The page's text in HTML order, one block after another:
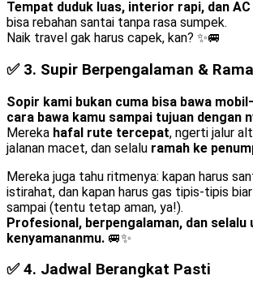
Tempat duduk luas, interior rapi, dan
bisa rebahan santai tanpa rasa sumpek.
Naik travel gak harus capek, kan? ✨🚐
✅ 3. Supir Berpengalaman &
Sopir kami bukan cuma bisa bawa
cara bawa kamu sampai tujuan dengan
Mereka hafal rute tercepat, ngerti jalur
jalanan macet, dan selalu ramah ke
Mereka juga tahu ritmenya: kapan harus
istirahat, dan kapan harus gas tipis-tipis
sampai (tentu tetap aman, ya!).
Profesional, berpengalaman, dan selalu
kenyamananmu. 🚐✨
✅ 4. Jadwal Berangkat Pasti